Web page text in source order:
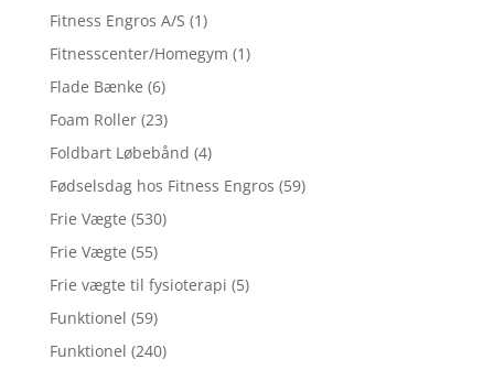
Fitness Engros A/S (1)
Fitnesscenter/Homegym (1)
Flade Bænke (6)
Foam Roller (23)
Foldbart Løbebånd (4)
Fødselsdag hos Fitness Engros (59)
Frie Vægte (530)
Frie Vægte (55)
Frie vægte til fysioterapi (5)
Funktionel (59)
Funktionel (240)